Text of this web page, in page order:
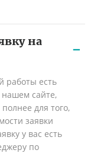
на
работы есть
нашем сайте,
для того,
заявки
у вас есть
по